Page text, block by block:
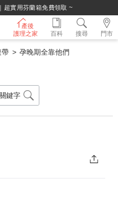
超實用芬蘭箱免費領取 ~
產後
護理之家
門市
百科 搜尋
帶 孕晚期全靠他們